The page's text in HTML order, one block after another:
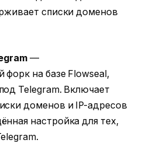
списки доменов
—
форк на базе Flowseal,
Telegram. Включает
доменов и IP-адресов
настройка для тех,